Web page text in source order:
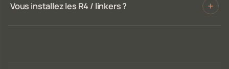
Vous installez les R4 / linkers ?